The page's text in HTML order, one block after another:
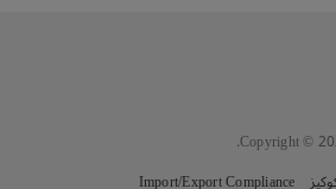
Copyright ©
Import/Export Compliance